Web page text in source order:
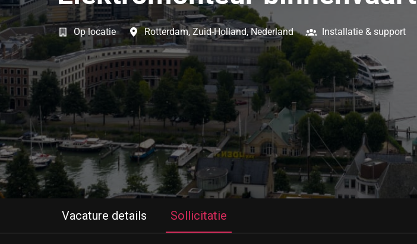
Op locatie Rotterdam, Zuid-Holland, Nederland Installatie & support
Vacature details Sollicitatie